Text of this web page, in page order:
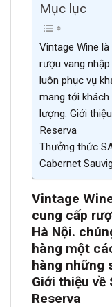
Mục lục
Vintage Wine
rượu vang
luôn phục vụ
mang tới
lượng. Giới
Reserva
Thưởng thức
Cabernet
Vintage
cung cấp
Hà Nội.
hàng một
hàng những
Giới thiệu về
Reserva